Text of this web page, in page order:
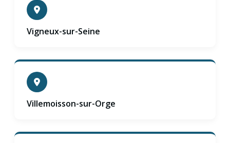
Vigneux-sur-Seine
Villemoisson-sur-Orge